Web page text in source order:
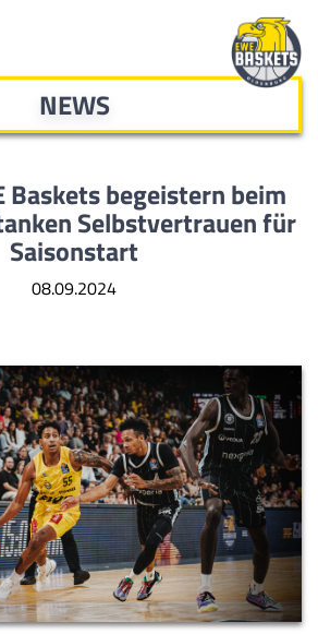
NEWS
Baskets begeistern beim
Selbstvertrauen für
Saisonstart
08.09.2024